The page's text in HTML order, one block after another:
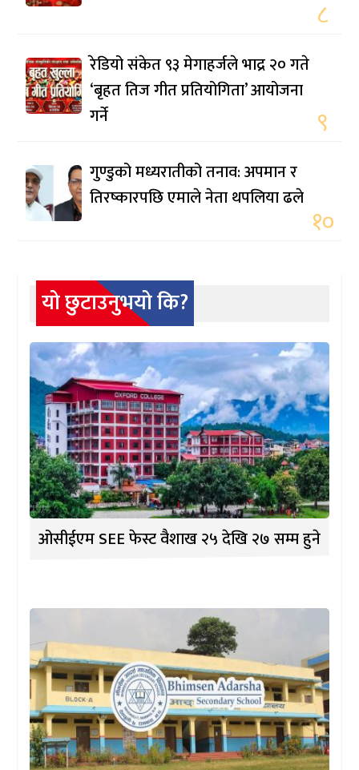
८
रेडियो संकेत ९३ मेगाहर्जले भाद्र २० गते
‘बृहत तिज गीत प्रतियोगिता’ आयोजना
गर्ने
९
गुण्डुको मध्यरातीको तनाव: अपमान र
तिरष्कारपछि एमाले नेता थपलिया ढले
१०
यो छुटाउनुभयो कि?
ओसीईएम SEE फेस्ट वैशाख २५ देखि २७ सम्म हुने